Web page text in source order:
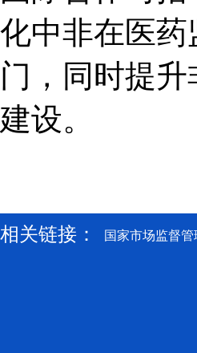
化中非在医
门，同时提
建设。
相关链接： 国家市场监督管